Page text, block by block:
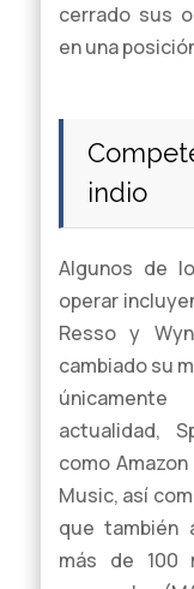
cerrado sus
en una
indio
Algunos de
operar
Resso y
cambiado su
actualidad,
como
Music, así
que también
más de 100